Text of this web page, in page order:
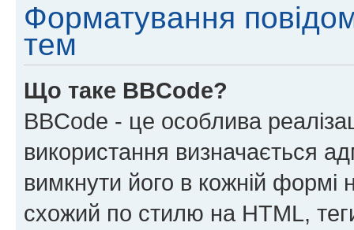
Форматування
тем
Що таке BBCode?
BBCode - це особлива
використання визначається
вимкнути його в кожній
схожий по стилю на HTML,